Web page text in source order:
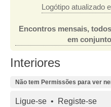
Logótipo atualizado
Encontros mensais,
em
Interiores
Não tem Permissões para ver
Ligue-se • Registe-se